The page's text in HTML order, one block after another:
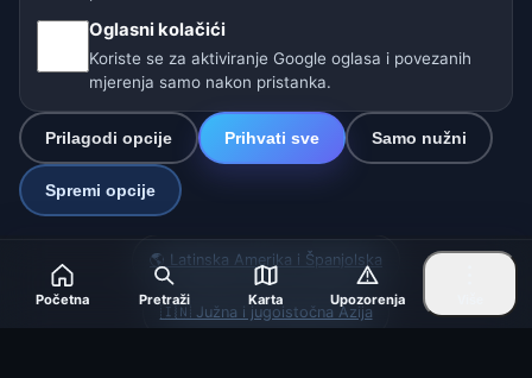
Postavke
Naše vremenske stranice:
🇭🇷 Hrvatska 🇧🇬 Bugarska
🇩🇪🇦🇹🇨🇭 Njemačka / Austrija / Švicarska
🌎 Latinska Amerika i Španjolska
🇮🇳 Južna i jugoistočna Azija
Početna Pretraži Karta Upozorenja
Oglasni kolačići
Koriste se za aktiviranje Google oglasa i povezanih
mjerenja samo nakon pristanka.
Prilagodi opcije Prihvati sve Samo nužni
Spremi opcije